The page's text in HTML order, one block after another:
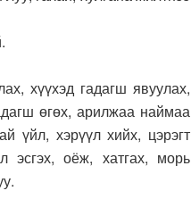
хүүхэд гадагш явуулах,
өгөх, арилжаа наймаа
үйл, хэрүүл хийх, цэрэгт
эсгэх, оёж, хатгах, морь